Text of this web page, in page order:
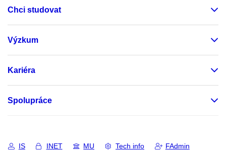
Chci studovat
Výzkum
Kariéra
Spolupráce
IS INET MU Tech info FAdmin